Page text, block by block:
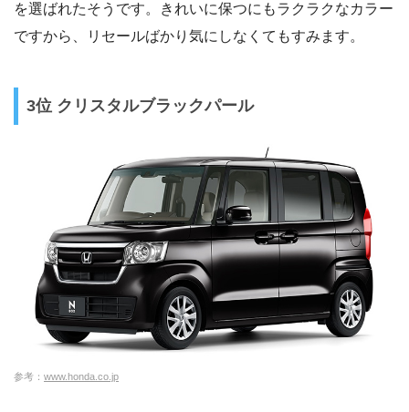
を選ばれたそうです。きれいに保つにもラクラクなカラー
ですから、リセールばかり気にしなくてもすみます。
3位 クリスタルブラックパール
参考： www.honda.co.jp